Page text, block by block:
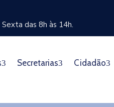
das 8h às 14h.
Secretarias Cidadão